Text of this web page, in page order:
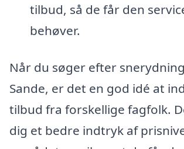
tilbud, så de får den
behøver.
Når du søger efter
Sande, er det en god idé at
tilbud fra forskellige fagfolk.
dig et bedre indtryk af